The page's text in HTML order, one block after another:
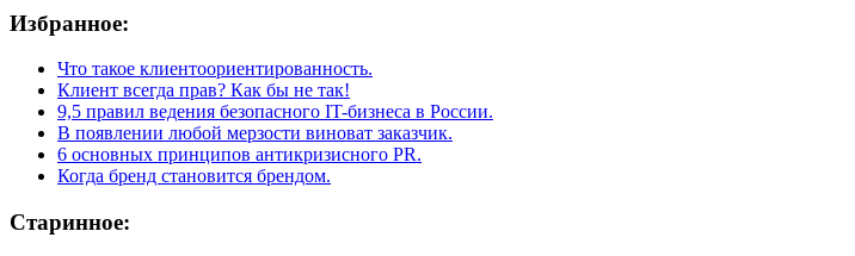
Избранное:
Что такое клиентоориентированность.
Клиент всегда прав? Как бы не так!
9,5 правил ведения безопасного IT-бизнеса в России.
В появлении любой мерзости виноват заказчик.
6 основных принципов антикризисного PR.
Когда бренд становится брендом.
Старинное: